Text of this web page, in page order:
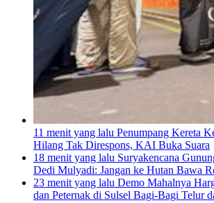
11 menit yang lalu Penumpang Kereta
Hilang Tak Direspons, KAI Buka Suara
18 menit yang lalu Suryakencana
Dedi Mulyadi: Jangan ke Hutan Bawa
23 menit yang lalu Demo Mahalnya
dan Peternak di Sulsel Bagi-Bagi Telur